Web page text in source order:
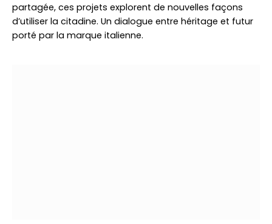
partagée, ces projets explorent de nouvelles façons
d’utiliser la citadine. Un dialogue entre héritage et futur
porté par la marque italienne.